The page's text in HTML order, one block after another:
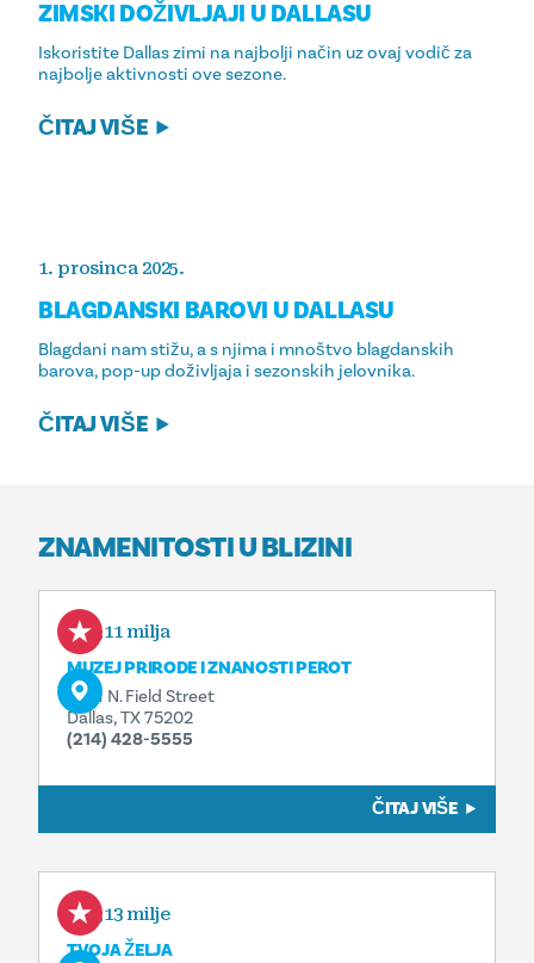
ZIMSKI DOŽIVLJAJI U DALLASU
Iskoristite Dallas zimi na najbolji način uz ovaj vodič za
najbolje aktivnosti ove sezone.
ČITAJ VIŠE
1. prosinca 2025.
BLAGDANSKI BAROVI U DALLASU
Blagdani nam stižu, a s njima i mnoštvo blagdanskih
barova, pop-up doživljaja i sezonskih jelovnika.
ČITAJ VIŠE
ZNAMENITOSTI U BLIZINI
0,11 milja
MUZEJ PRIRODE I ZNANOSTI PEROT
2201 N. Field Street
Dallas, TX 75202
(214) 428-5555
ČITAJ VIŠE
0,13 milje
TVOJA ŽELJA